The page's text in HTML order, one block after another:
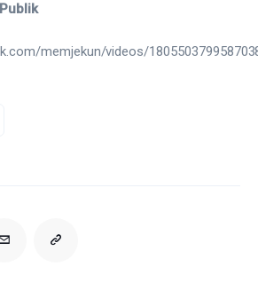
memjekun/videos/
COPY